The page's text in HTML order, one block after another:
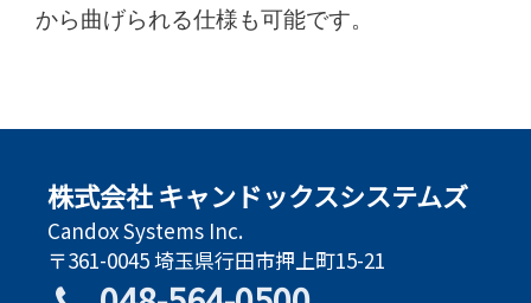
から曲げられる仕様も可能です。
株式会社 キャンドックスシステムズ
Candox Systems Inc.
〒361-0045 埼玉県行田市押上町15-21